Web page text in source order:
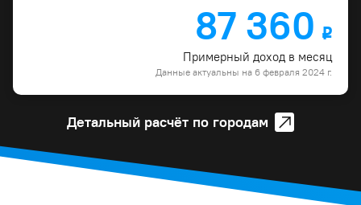
Примерный доход в месяц
87 360 o
Данные актуальны на 6 февраля 2024 г.
Детальный расчёт по городам